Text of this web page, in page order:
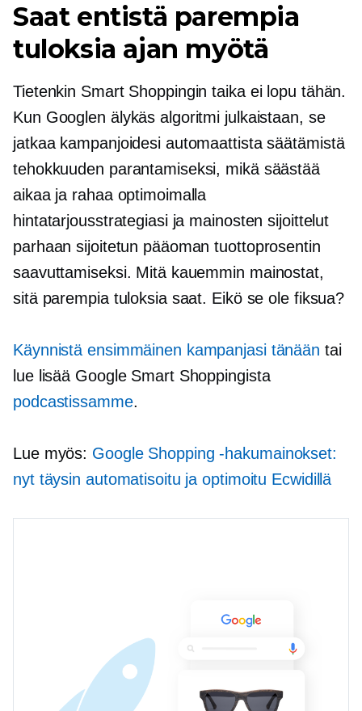
Saat entistä parempia
tuloksia ajan myötä
Tietenkin Smart Shoppingin taika ei lopu tähän.
Kun Googlen älykäs algoritmi julkaistaan, se
jatkaa kampanjoidesi automaattista säätämistä
tehokkuuden parantamiseksi, mikä säästää
aikaa ja rahaa optimoimalla
hintatarjousstrategiasi ja mainosten sijoittelut
parhaan sijoitetun pääoman tuottoprosentin
saavuttamiseksi. Mitä kauemmin mainostat,
sitä parempia tuloksia saat. Eikö se ole fiksua?
Käynnistä ensimmäinen kampanjasi tänään tai
lue lisää Google Smart Shoppingista
podcastissamme.
Lue myös: Google Shopping -hakumainokset:
nyt täysin automatisoitu ja optimoitu Ecwidillä